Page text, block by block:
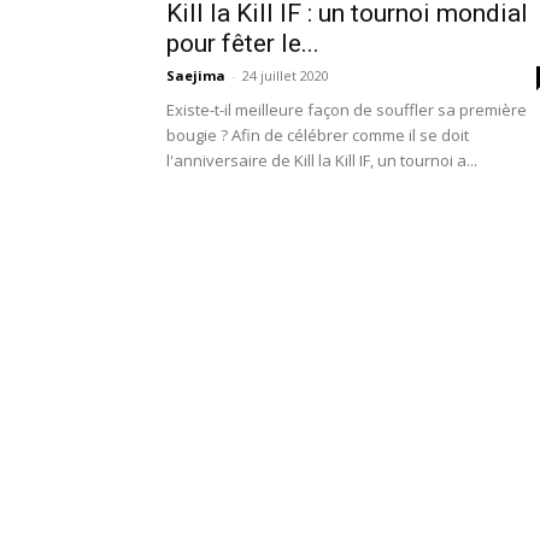
Kill la Kill IF : un tournoi mondial
pour fêter le...
Saejima - 24 juillet 2020
Existe-t-il meilleure façon de souffler sa première
bougie ? Afin de célébrer comme il se doit
l'anniversaire de Kill la Kill IF, un tournoi a...